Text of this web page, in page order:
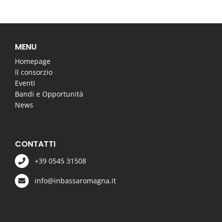
MENU
Homepage
Il consorzio
Eventi
Bandi e Opportunità
News
CONTATTI
+39 0545 31508
info@inbassaromagna.it